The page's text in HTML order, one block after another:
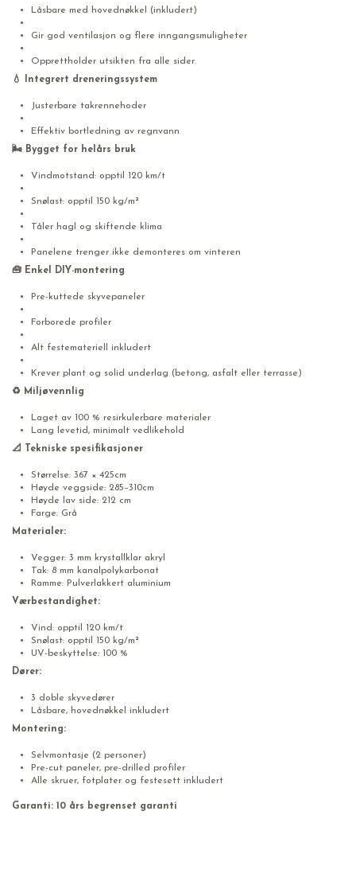
Låsbare med hovednøkkel (inkludert)
Gir god ventilasjon og flere inngangsmuligheter
Opprettholder utsikten fra alle sider
💧
Integrert dreneringssystem
Justerbare takrennehoder
Effektiv bortledning av regnvann
🌬️ Bygget for helårs bruk
Vindmotstand: opptil 120 km/t
Snølast: opptil 150 kg/m²
Tåler hagl og skiftende klima
Panelene trenger ikke demonteres om vinteren
🧰 Enkel DIY-montering
Pre-kuttede skyvepaneler
Forborede profiler
Alt festemateriell inkludert
Krever plant og solid underlag (betong, asfalt eller terrasse)
♻️ Miljøvennlig
Laget av 100 % resirkulerbare materialer
Lang levetid, minimalt vedlikehold
📐
Tekniske spesifikasjoner
Størrelse: 367 × 425cm
Høyde veggside: 285–310cm
Høyde lav side: 212 cm
Farge: Grå
Materialer:
Vegger: 3 mm krystallklar akryl
Tak: 8 mm kanalpolykarbonat
Ramme: Pulverlakkert aluminium
Værbestandighet:
Vind: opptil 120 km/t
Snølast: opptil 150 kg/m²
UV-beskyttelse: 100 %
Dører:
3 doble skyvedører
Låsbare, hovednøkkel inkludert
Montering:
Selvmontasje (2 personer)
Pre-cut paneler, pre-drilled profiler
Alle skruer, fotplater og festesett inkludert
Garanti: 10 års begrenset garanti